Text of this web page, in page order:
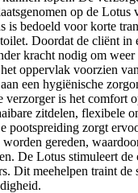
op de Lotus
is bedoeld voor korte
Doordat de cliënt in
kracht nodig om weer
oppervlak voorzien
een hygiënische
verzorger is het comfort
zitdelen, flexibele
pootspreiding zorgt
gereden,
De Lotus stimuleert de
Dit meehelpen traint de